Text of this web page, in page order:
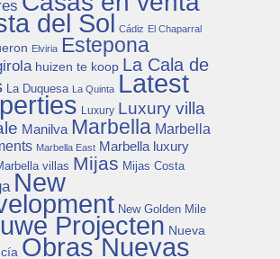
del Sol Cádiz El Chaparral
Elviria Estepona
huizen te koop La Cala de
La Duquesa La Quinta Latest
Luxury Luxury villa
Manilva Marbella Marbella
Marbella East Marbella luxury
villas Mijas Mijas Costa
New
New Golden Mile
Projecten Nueva
Obras Nuevas